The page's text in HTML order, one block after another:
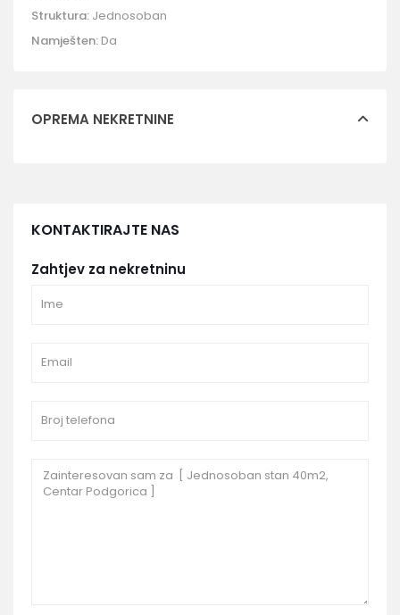
Struktura: Jednosoban
Namješten: Da
OPREMA NEKRETNINE
KONTAKTIRAJTE NAS
Zahtjev za nekretninu